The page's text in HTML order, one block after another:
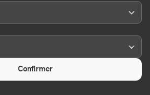
Confirmer